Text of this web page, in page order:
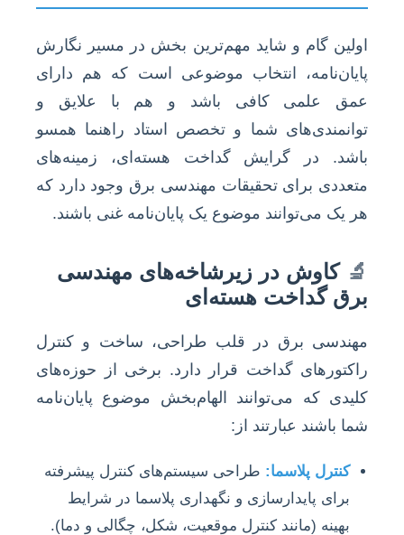
اولین گام و شاید مهم‌ترین بخش در مسیر نگارش
پایان‌نامه، انتخاب موضوعی است که هم دارای
عمق علمی کافی باشد و هم با علایق و
توانمندی‌های شما و تخصص استاد راهنما همسو
باشد. در گرایش گداخت هسته‌ای، زمینه‌های
متعددی برای تحقیقات مهندسی برق وجود دارد که
هر یک می‌توانند موضوع یک پایان‌نامه غنی باشند.
🔬 کاوش در زیرشاخه‌های مهندسی
برق گداخت هسته‌ای
مهندسی برق در قلب طراحی، ساخت و کنترل
راکتورهای گداخت قرار دارد. برخی از حوزه‌های
کلیدی که می‌توانند الهام‌بخش موضوع پایان‌نامه
شما باشند عبارتند از:
کنترل پلاسما: طراحی سیستم‌های کنترل پیشرفته
برای پایدارسازی و نگهداری پلاسما در شرایط
بهینه (مانند کنترل موقعیت، شکل، چگالی و دما).